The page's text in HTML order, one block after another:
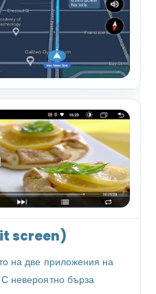
screen)
на две приложения на
невероятно бърза